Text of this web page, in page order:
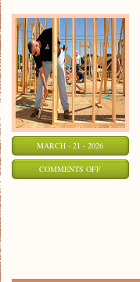
MARCH - 21 - 2026
COMMENTS OFFON